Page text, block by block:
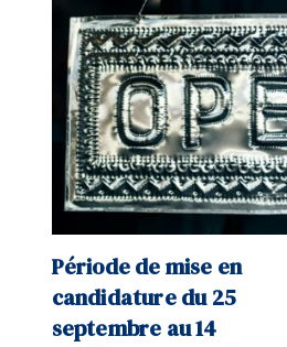
Période de mise en
candidature du 25
septembre au 14